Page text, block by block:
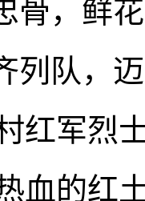
骨 ， 鲜
列队 ，
红军烈
血的红